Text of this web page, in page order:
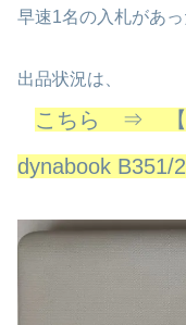
早速1名の入札があっ
出品状況は、
こちら ⇒ 【
dynabook B351/